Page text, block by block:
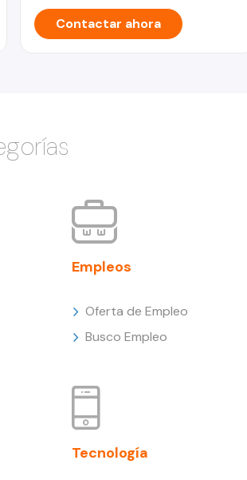
Contactar ahora
Empleos
Oferta de Empleo
Busco Empleo
Tecnología